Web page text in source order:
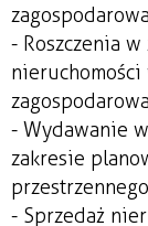
- Roszczenia
- Wydawanie
zakresie
przestrzennego
- Sprzedaż